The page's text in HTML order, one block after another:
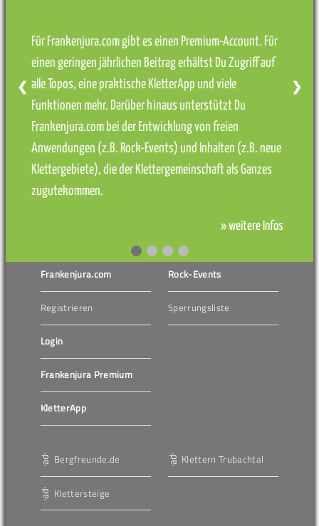
Für Frankenjura.com gibt es einen Premium-Account. Für
einen geringen jährlichen Beitrag erhältst Du Zugriff auf
alle Topos, eine praktische KletterApp und viele
Funktionen mehr. Darüber hinaus unterstützt Du
Frankenjura.com bei der Entwicklung von freien
Anwendungen (z.B. Rock-Events) und Inhalten (z.B. neue
Klettergebiete), die der Klettergemeinschaft als Ganzes
zugutekommen.
» weitere Infos
❮ ❯
Frankenjura.com
Registrieren
Login
Frankenjura Premium
KletterApp
Rock-Events
Sperrungsliste
Bergfreunde.de
Klettersteige
Klettern Trubachtal